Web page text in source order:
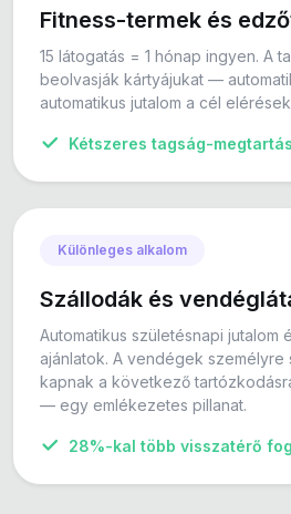
Fitness-termek és
15 látogatás = 1 hónap ingyen. A
beolvasják kártyájukat —
automatikus jutalom a cél
Kétszeres tagság-
Különleges alkalom
Szállodák és
Automatikus születésnapi jutalom
ajánlatok. A vendégek
kapnak a következő
— egy emlékezetes pillanat.
28%-kal több visszatérő